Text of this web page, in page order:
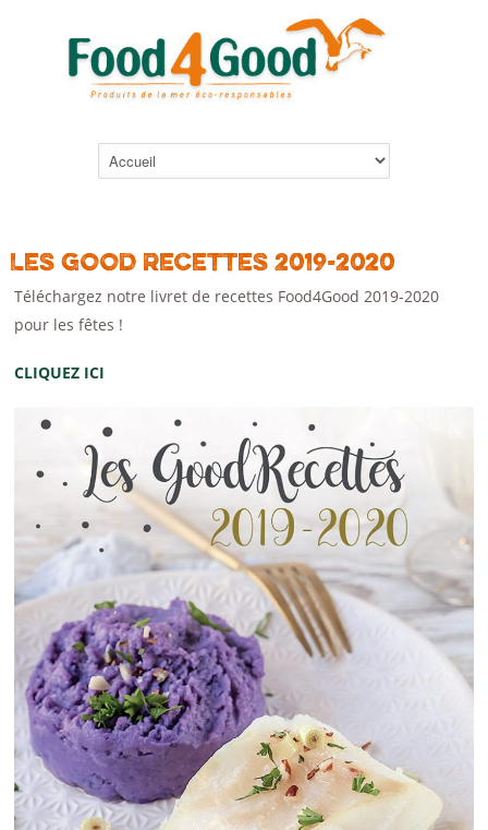
LES GOOD RECETTES 2019-2020
Téléchargez notre livret de recettes Food4Good 2019-2020
pour les fêtes !
CLIQUEZ ICI